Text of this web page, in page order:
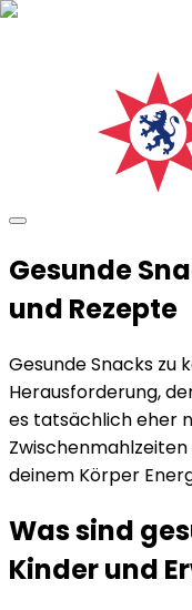
Gesunde
und Rezepte
Gesunde Snacks zu
Herausforderung,
es tatsächlich eher
deinem Körper
Was sind
Kinder und